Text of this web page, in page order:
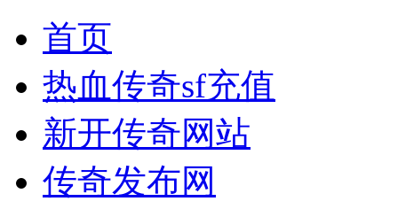
首页
热血传奇sf充值
新开传奇网站
传奇发布网